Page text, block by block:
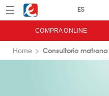
Menú Eroski
COMPRA ONLINE
Home Consultorio matrona